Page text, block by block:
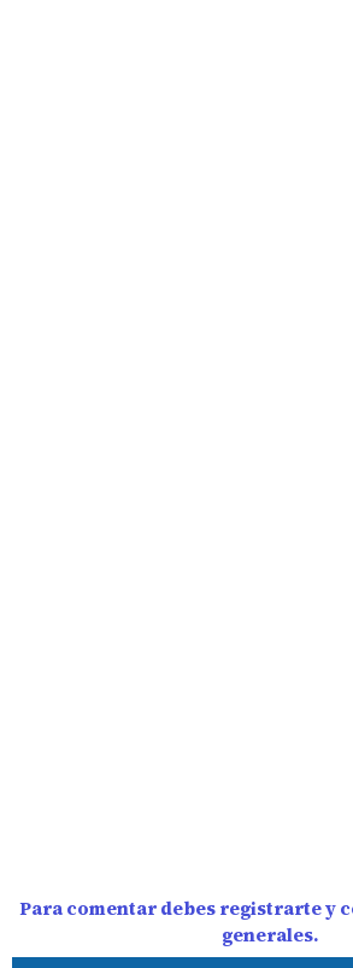
Para comentar debes registrarte y
generales.